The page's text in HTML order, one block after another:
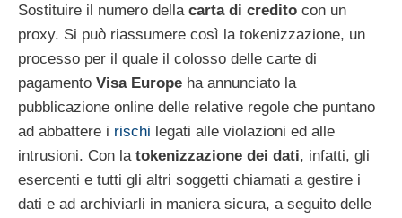
Sostituire il numero della carta di credito con un
proxy. Si può riassumere così la tokenizzazione, un
processo per il quale il colosso delle carte di
pagamento Visa Europe ha annunciato la
pubblicazione online delle relative regole che puntano
ad abbattere i rischi legati alle violazioni ed alle
intrusioni. Con la tokenizzazione dei dati, infatti, gli
esercenti e tutti gli altri soggetti chiamati a gestire i
dati e ad archiviarli in maniera sicura, a seguito delle